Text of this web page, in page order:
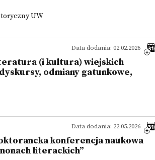
UW
Data dodania: 02.02.2026
(i kultura) wiejskich
odmiany gatunkowe,
Data dodania: 22.05.2026
konferencja naukowa
literackich”